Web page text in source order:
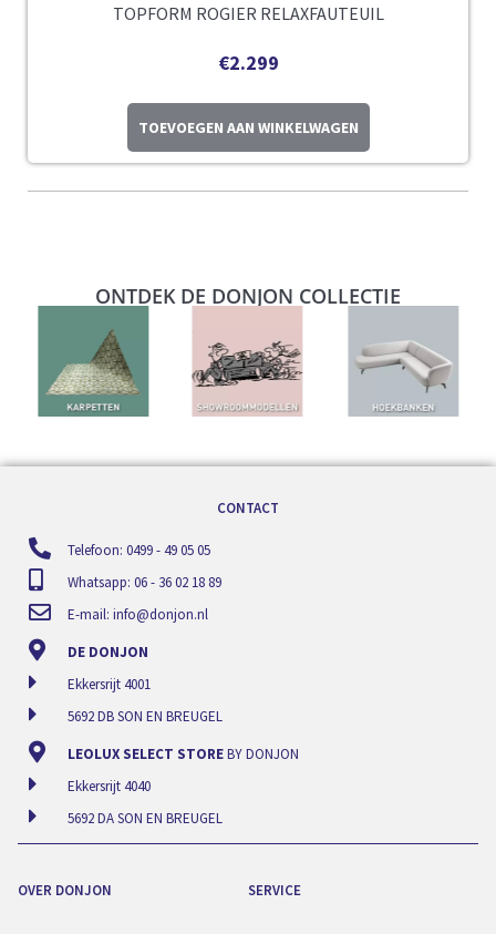
TOPFORM ROGIER RELAXFAUTEUIL
€2.299
TOEVOEGEN AAN WINKELWAGEN
ONTDEK DE DONJON COLLECTIE
CONTACT
Telefoon: 0499 - 49 05 05
Whatsapp: 06 - 36 02 18 89
E-mail: info@donjon.nl
DE DONJON
Ekkersrijt 4001
5692 DB SON EN BREUGEL
LEOLUX SELECT STOREBY DONJON
Ekkersrijt 4040
5692 DA SON EN BREUGEL
OVER DONJON SERVICE